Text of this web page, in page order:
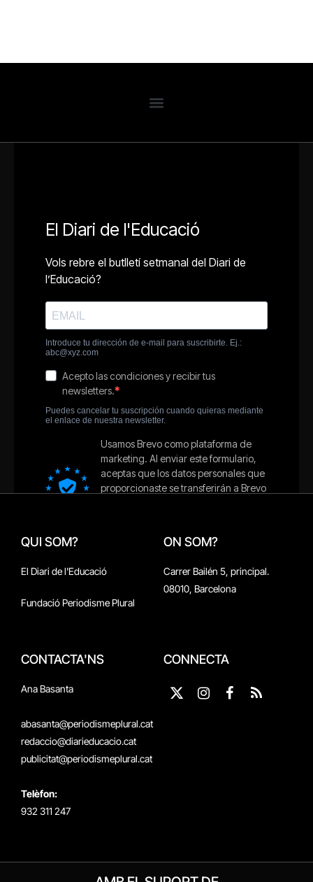
QUI SOM?
El Diari de l'Educació
Fundació Periodisme Plural
ON SOM?
Carrer Bailén 5, principal.
08010, Barcelona
CONTACTA'NS
Ana Basanta
abasanta@periodismeplural.cat
redaccio@diarieducacio.cat
publicitat@periodismeplural.cat
Telèfon:
932 311 247
CONNECTA
X
InstagramFacebook
RSS